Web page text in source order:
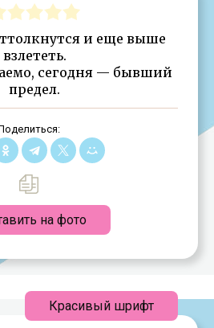
и еще выше
взлететь.
сегодня — бывший
предел.
на фото
Красивый шрифт